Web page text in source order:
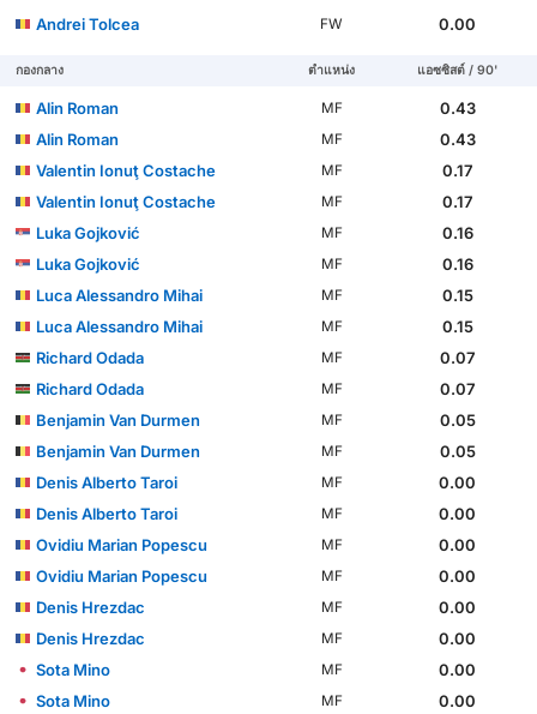
Andrei Tolcea
FW 0.00
กองกลาง ตำแหน่ง แอซซิสต์ / 90'
Alin Roman MF
0.43
Alin Roman
MF
0.43
Valentin Ionuţ Costache
MF
0.17
Valentin Ionuţ Costache
MF
0.17
Luka Gojković
MF
0.16
Luka Gojković
MF
0.16
Luca Alessandro Mihai
MF
0.15
Luca Alessandro Mihai
MF
0.15
Richard Odada
MF
0.07
Richard Odada
MF
0.07
Benjamin Van Durmen
MF
0.05
Benjamin Van Durmen
MF
0.05
Denis Alberto Taroi
MF
0.00
Denis Alberto Taroi
MF
0.00
Ovidiu Marian Popescu
MF
0.00
Ovidiu Marian Popescu
MF
0.00
Denis Hrezdac
MF
0.00
Denis Hrezdac
MF
0.00
Sota Mino
MF
0.00
Sota Mino
MF 0.00